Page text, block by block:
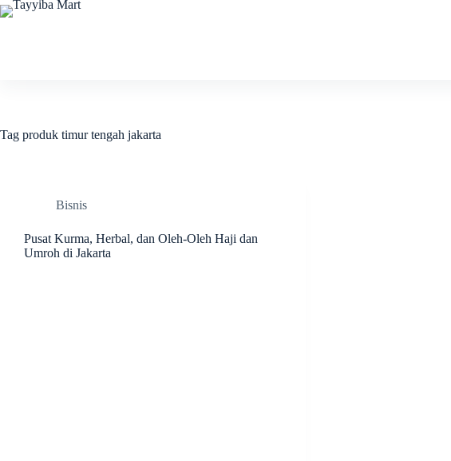
Skip
to
Tag produk timur tengah jakarta
Bisnis
Pusat Kurma, Herbal, dan Oleh-Oleh Haji dan
Umroh di Jakarta